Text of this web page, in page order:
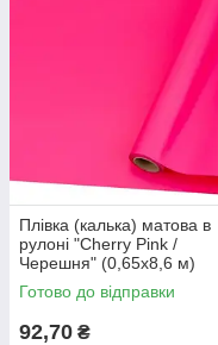
Плівка (калька) матова в
рулоні "Cherry Pink /
Черешня" (0,65х8,6 м)
Готово до відправки
92,70 ₴